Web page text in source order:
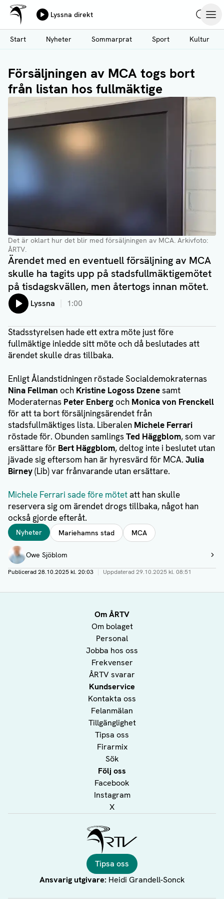
Hoppa
till
huvudinnehåll
Ålands Radio & TV
Lyssna direkt
Start
Nyheter Sommarprat Sport Kultur
Försäljningen av MCA togs bort
från listan hos fullmäktige
Det är oklart hur det blir med försäljningen av MCA. Arkivfoto:
ÅRTV.
Ärendet med en eventuell försäljning av MCA
skulle ha tagits upp på stadsfullmäktigemötet
på tisdagskvällen, men återtogs innan mötet.
Lyssna 1:00
Stadsstyrelsen hade ett extra möte just före
fullmäktige inledde sitt möte och då beslutades att
ärendet skulle dras tillbaka.
Enligt Ålandstidningen röstade Socialdemokraternas
Nina Fellman och Kristine Logoss Dzenesamt
Moderaternas Peter Enbergoch Monica von Frenckell
för att ta bort försäljningsärendet från
stadsfullmäktiges lista. Liberalen Michele Ferrari
röstade för. Obunden samlingsTed Häggblom, som var
ersättare för Bert Häggblom, deltog inte i beslutet utan
jävade sig eftersom han är hyresvärd för MCA. Julia
Birney(Lib) var frånvarande utan ersättare.
Michele Ferrari sade före mötetatt han skulle
reservera sig om ärendet drogs tillbaka, något han
också gjorde efteråt.
Taggar
Nyheter Mariehamns stad MCA
Författare
Owe Sjöblom
Visa profil
Publicerad28.10.2025 kl. 20:03 | Uppdaterad29.10.2025 kl. 08:51
Om ÅRTV
Om bolaget
Personal
Jobba hos oss
Frekvenser
ÅRTV svarar
Kundservice
Kontakta oss
Felanmälan
Tillgänglighet
Tipsa oss
Firarmix
Sök
Följ oss
Facebook
Instagram
X
Tipsa oss
Ansvarig utgivare: Heidi Grandell-Sonck